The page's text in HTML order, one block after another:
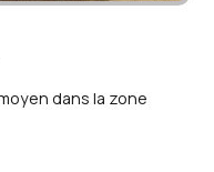
dans la zone